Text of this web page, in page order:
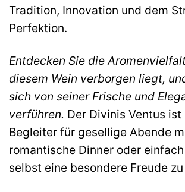
Tradition, Innovation und dem
Perfektion.
Entdecken Sie die
diesem Wein verborgen liegt,
sich von seiner Frische und
verführen. Der Divinis Ventus
Begleiter für gesellige Abende
romantische Dinner oder
selbst eine besondere Freude